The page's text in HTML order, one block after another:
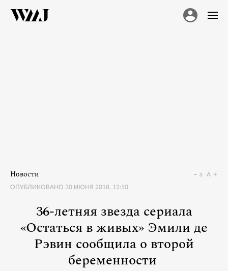
Новости
ОПУБЛИКОВАНО 30 ИЮНЯ 2018, 12:10
a A
36-летняя звезда сериала
«Остаться в живых» Эмили де
Рэвин сообщила о второй
беременности